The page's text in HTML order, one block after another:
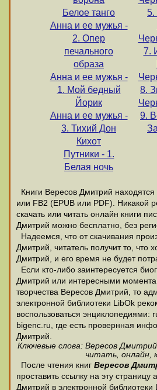
Белое танго
Анна и ее мужья -
2. Опер
печального
образа
Анна и ее мужья -
1. Мой бедный
Йорик
Анна и ее мужья -
3. Тихий Дон
Кихот
Путники - 1.
Белая ночь
5.
7.
8.
9.
Книги Вересов Дмитрий
или FB2 (EPUB или PDF). Никакой
скачать или читать онлайн книги
Дмитрий можно бесплатно, без
Надеемся, что от скачивания
Дмитрий, читатель получит то, что
Дмитрий, и его время не будет
Если кто-либо заинтересуется
Дмитрий или интересными
творчества Вересов Дмитрий, то
электронной библиотеки LibOk
воспользоваться энциклопедиями:
bigenc.ru, где есть провернная
Дмитрий.
Ключевые слова: Вересов
читать, онлайн,
После чтения книг Вересов
проставить ссылку на эту страницу
Дмитрий в электронной библиотеки